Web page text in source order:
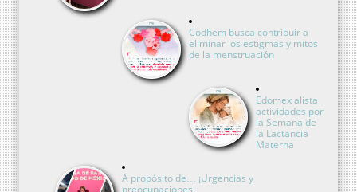
Codhem busca contribuir a
eliminar los estigmas y mitos
de la menstruación
Edomex alista
actividades por
la Semana de
la Lactancia
Materna
A propósito de… ¡Urgencias y
preocupaciones!